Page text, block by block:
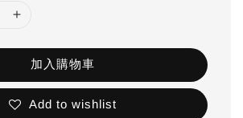
加入購物車
Add to wishlist